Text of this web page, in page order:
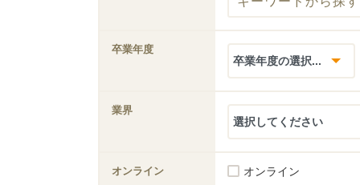
卒業年度
業界
オンライン オンライン